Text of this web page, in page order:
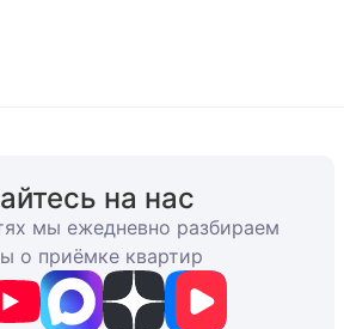
на нас
мы ежедневно разбираем
о приёмке квартир